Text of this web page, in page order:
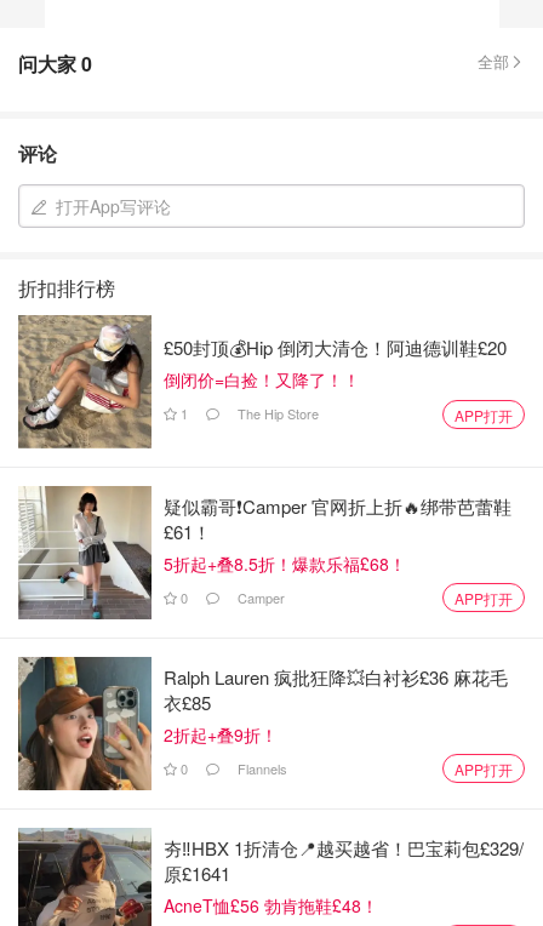
问大家0 全部
评论
打开App写评论
折扣排行榜
£50封顶💰Hip 倒闭大清仓！阿迪德训鞋£20
倒闭价=白捡！又降了！！
1 The Hip Store APP打开
疑似霸哥❗️Camper 官网折上折🔥绑带芭蕾鞋
£61！
5折起+叠8.5折！爆款乐福£68！
0 Camper APP打开
Ralph Lauren 疯批狂降💥白衬衫£36 麻花毛
衣£85
2折起+叠9折！
0 Flannels APP打开
夯‼️HBX 1折清仓📍越买越省！巴宝莉包£329/
原£1641
AcneT恤£56 勃肯拖鞋£48！